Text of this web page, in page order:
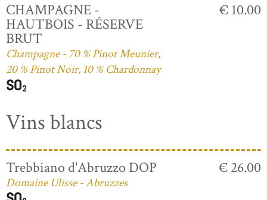
CHAMPAGNE -
HAUTBOIS - RÉSERVE
BRUT
Champagne - 70 % Pinot Meunier,
20 % Pinot Noir, 10 % Chardonnay
€ 10.00
Vins blancs
Trebbiano d'Abruzzo DOP
Domaine Ulisse - Abruzzes
€ 26.00